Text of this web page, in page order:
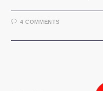
4 COMMENTS